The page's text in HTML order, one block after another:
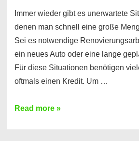
Immer wieder gibt es unerwartete
denen man schnell eine große
Sei es notwendige
ein neues Auto oder eine lange
Für diese Situationen benötigen
oftmals einen Kredit. Um …
Brauchen
Read more »